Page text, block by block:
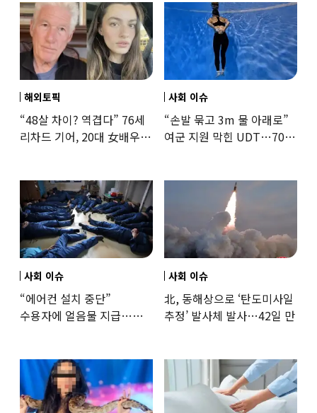
해외토픽
“48살 차이? 역겹다” 76세
리차드 기어, 20대 女배우와
사회 이슈
“손발 묶고 3m 물 아래로”
여군 지원 막힌 UDT…707
사회 이슈
“에어컨 설치 중단”
수용자에 얼음물 지급…
사회 이슈
北, 동해상으로 ‘탄도미사일
추정’ 발사체 발사…42일 만